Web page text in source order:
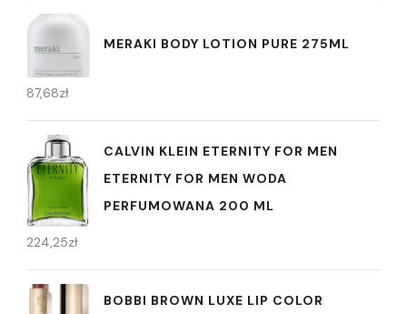
MERAKI BODY LOTION PURE 275ML
87,68zł
CALVIN KLEIN ETERNITY FOR MEN
ETERNITY FOR MEN WODA
PERFUMOWANA 200 ML
224,25zł
BOBBI BROWN LUXE LIP COLOR